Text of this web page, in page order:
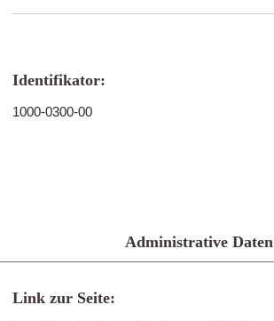
Identifikator:
1000-0300-00
Administrative Daten
Link zur Seite: